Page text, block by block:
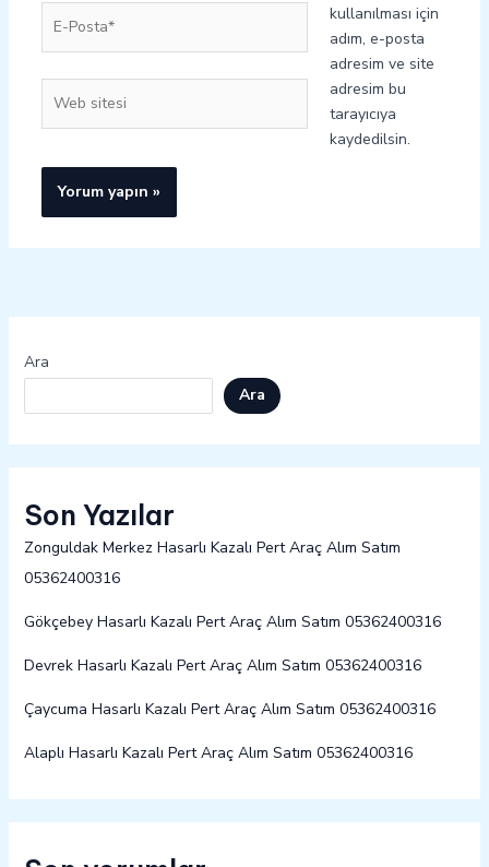
Posta*
sitesi
kullanılması için
adım, e-posta
adresim ve site
adresim bu
tarayıcıya
kaydedilsin.
Ara
Ara
Son Yazılar
Zonguldak Merkez Hasarlı Kazalı Pert Araç Alım Satım
05362400316
Gökçebey Hasarlı Kazalı Pert Araç Alım Satım 05362400316
Devrek Hasarlı Kazalı Pert Araç Alım Satım 05362400316
Çaycuma Hasarlı Kazalı Pert Araç Alım Satım 05362400316
Alaplı Hasarlı Kazalı Pert Araç Alım Satım 05362400316